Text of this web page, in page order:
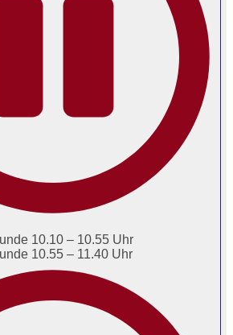
10.10 – 10.55 Uhr
10.55 – 11.40 Uhr